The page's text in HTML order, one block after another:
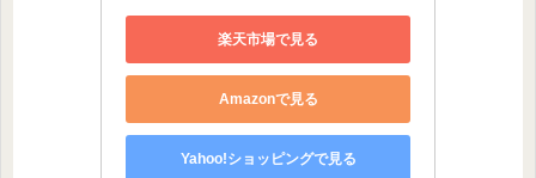
楽天市場で見る
Amazonで見る
Yahoo!ショッピングで見る